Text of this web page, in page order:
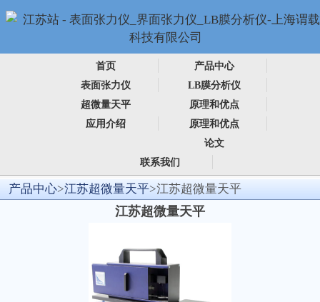
首页
产品中心
表面张力仪
LB膜分析仪
超微量天平
原理和优点
应用介绍
原理和优点
论文
联系我们
产品中心>江苏超微量天平>江苏超微量天平
江苏超微量天平